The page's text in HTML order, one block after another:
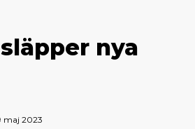
nya
maj 2023